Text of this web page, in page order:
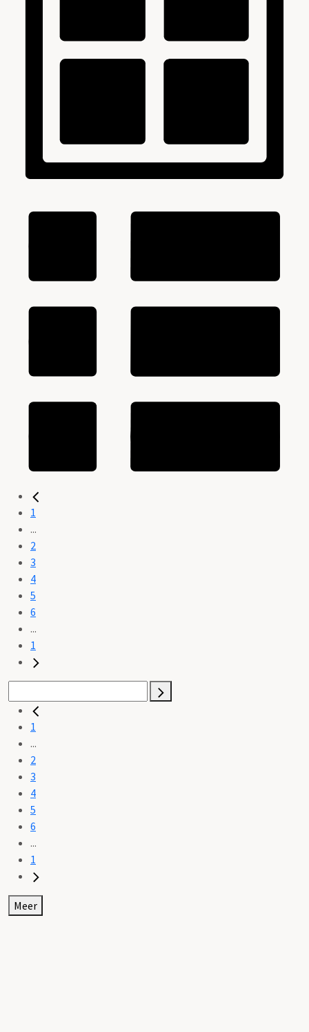
1
...
2
3
4
5
6
...
1
1
...
2
3
4
5
6
...
1
Meer